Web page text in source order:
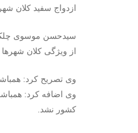
ازدواج سفید کلان
سیدحسن موسوی چلک
از ویژگی کلان
وی تصریح کرد:
وی اضافه کرد:
کشور نشد.